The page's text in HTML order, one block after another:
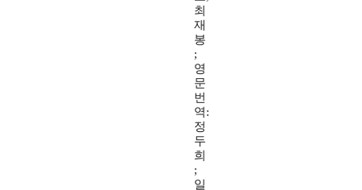
최
재
봉
;
영
문
번
역:
정
두
희
;
일